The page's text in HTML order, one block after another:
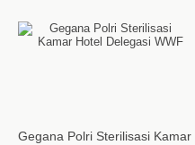
Gegana Polri Sterilisasi Kamar